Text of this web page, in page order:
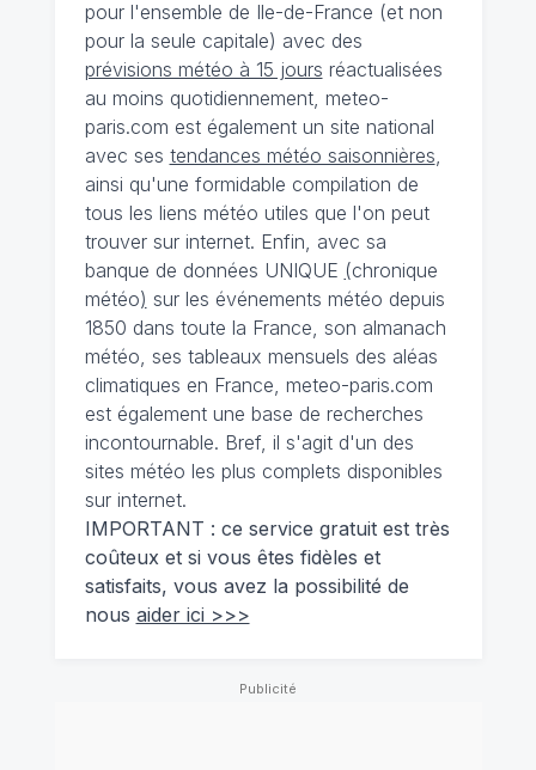
pour l'ensemble de Ile-de-France (et non
pour la seule capitale) avec des
prévisions météo à 15 jours réactualisées
au moins quotidiennement, meteo-
paris.com est également un site national
avec ses tendances météo saisonnières,
ainsi qu'une formidable compilation de
tous les liens météo utiles que l'on peut
trouver sur internet. Enfin, avec sa
banque de données UNIQUE (chronique
météo) sur les événements météo depuis
1850 dans toute la France, son almanach
météo, ses tableaux mensuels des aléas
climatiques en France, meteo-paris.com
est également une base de recherches
incontournable. Bref, il s'agit d'un des
sites météo les plus complets disponibles
sur internet.
IMPORTANT : ce service gratuit est très
coûteux et si vous êtes fidèles et
satisfaits, vous avez la possibilité de
nous aider ici >>>